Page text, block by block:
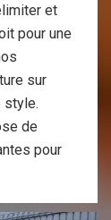
et
pour une
sur
style.
de
pour